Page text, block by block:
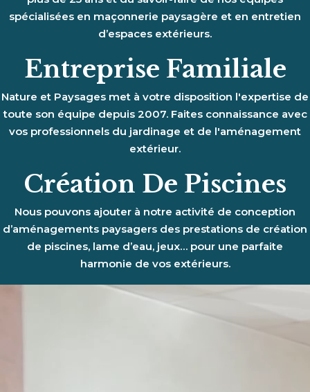
spécialisées en maçonnerie paysagère et en entretien
d’espaces extérieurs.
Entreprise Familiale
Nature et Paysages met à votre disposition l'expertise de
toute son équipe depuis 2007. Faites connaissance avec
vos professionnels du jardinage et de l'aménagement
extérieur.
Création De Piscines
Nous pouvons ajouter à notre activité de conception
d’aménagements paysagers des prestations de création
de piscines, lame d’eau, jeux… pour une parfaite
harmonie de vos extérieurs.